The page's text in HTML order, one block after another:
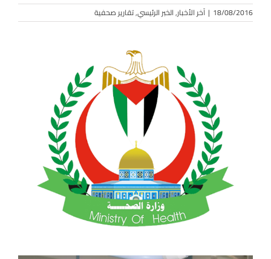
18/08/2016
| آخر الأخبار,الخبر الرئيسي,تقارير صحفية